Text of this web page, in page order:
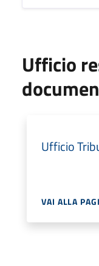
Ufficio
Ufficio
VAI ALLA